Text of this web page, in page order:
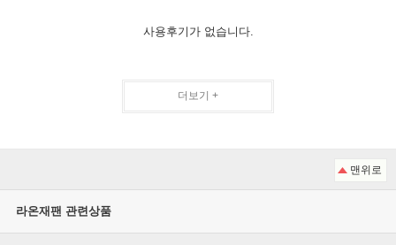
사용후기가 없습니다.
더보기 +
맨위로
라온재팬 관련상품